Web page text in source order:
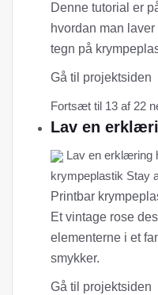
Denne tutorial er
hvordan man
tegn på
Gå til projektsiden
Fortsæt til 13 af 22
Lav en
Lav en erklæring
krympeplastik Stay
Printbar
Et vintage rose
elementerne i et
smykker.
Gå til projektsiden